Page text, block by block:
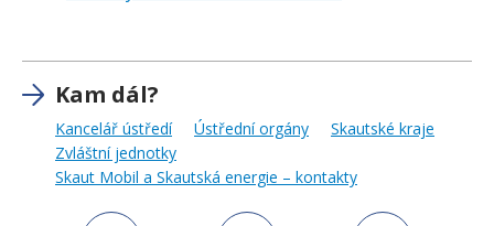
Kam dál?
Kancelář ústředí Ústřední orgány
Skautské kraje
Zvláštní jednotky
Skaut Mobil a Skautská energie – kontakty